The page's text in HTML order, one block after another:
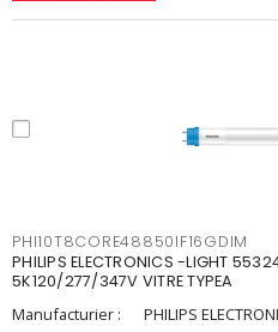
PHI10T8CORE48850IF16GDIM
PHILIPS ELECTRONICS -LIGHT
5K120/277/347V VITRE TYPEA
Manufacturier :
PHILIPS